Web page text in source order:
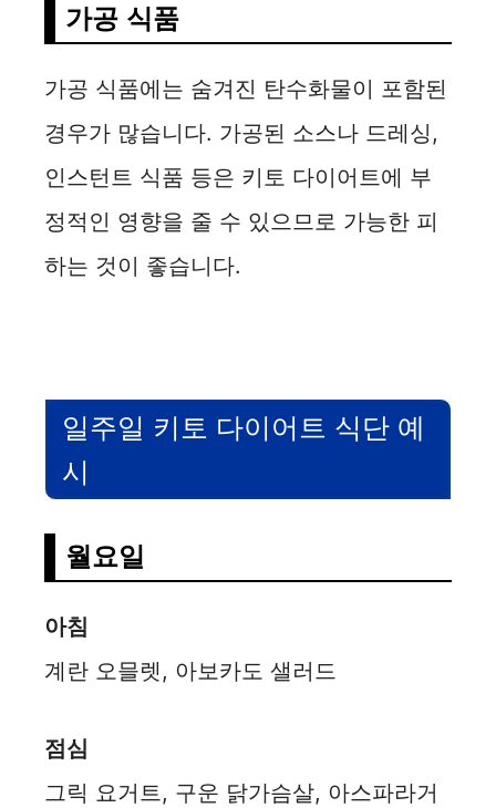
가공 식품
가공 식품에는 숨겨진 탄수화물이 포함된
경우가 많습니다. 가공된 소스나 드레싱,
인스턴트 식품 등은 키토 다이어트에 부
정적인 영향을 줄 수 있으므로 가능한 피
하는 것이 좋습니다.
일주일 키토 다이어트 식단 예
시
월요일
아침
계란 오믈렛, 아보카도 샐러드
점심
그릭 요거트, 구운 닭가슴살, 아스파라거